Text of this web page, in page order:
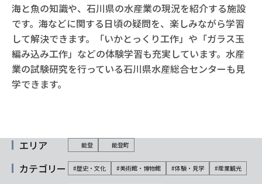
海と魚の知識や、石川県の水産業の現況を紹介する施設
です。海などに関する日頃の疑問を、楽しみながら学習
して解決できます。「いかとっくり工作」や「ガラス玉
編み込み工作」などの体験学習も充実しています。水産
業の試験研究を行っている石川県水産総合センターも見
学できます。
エリア 能登 能登町
カテゴリー #歴史・文化 #美術館・博物館 #体験・見学 #産業観光